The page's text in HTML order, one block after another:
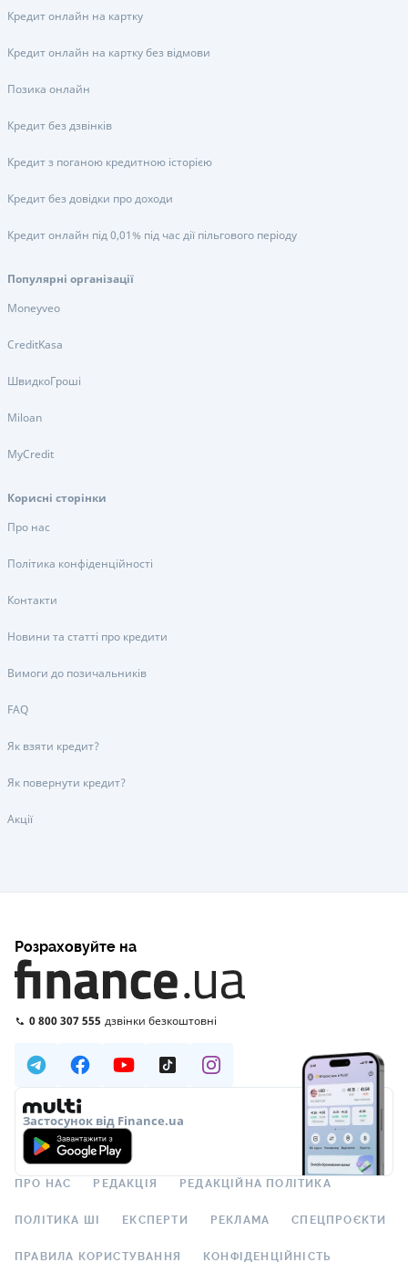
Кредит онлайн на картку
Кредит онлайн на картку без відмови
Позика онлайн
Кредит без дзвінків
Кредит з поганою кредитною історією
Кредит без довідки про доходи
Кредит онлайн під 0,01% під час дії пільгового періоду
Популярні організації
Moneyveo
CreditKasa
ШвидкоГроші
Miloan
MyCredit
Корисні сторінки
Про нас
Політика конфіденційності
Контакти
Новини та статті про кредити
Вимоги до позичальників
FAQ
Як взяти кредит?
Як повернути кредит?
Акції
Розраховуйте на
0 800 307 555 дзвінки безкоштовні
Застосунок від Finance.ua
ПРО НАС РЕДАКЦІЯ РЕДАКЦІЙНА ПОЛІТИКА
ПОЛІТИКА ШІ ЕКСПЕРТИ РЕКЛАМА СПЕЦПРОЄКТИ
ПРАВИЛА КОРИСТУВАННЯ КОНФІДЕНЦІЙНІСТЬ